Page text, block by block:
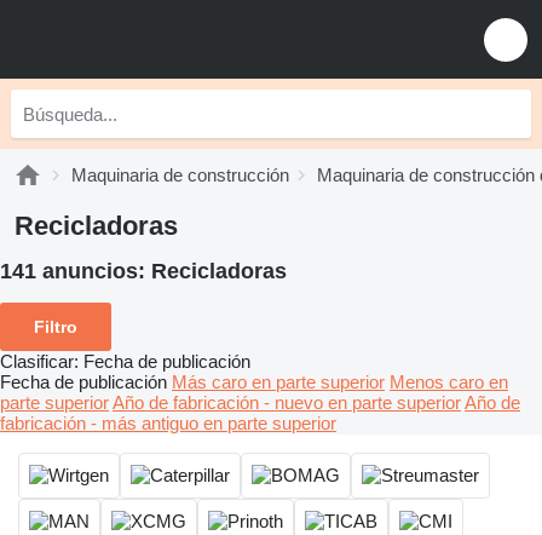
Maquinaria de construcción Maquinaria de construcción
Recicladoras
141 anuncios: Recicladoras
Filtro
Clasificar: Fecha de publicación
Fecha de publicación Más caro en parte superior Menos caro en
parte superiorAño de fabricación - nuevo en parte superiorAño de
fabricación - más antiguo en parte superior